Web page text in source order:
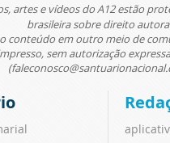
artes e vídeos do A12 estão
brasileira sobre direito
conteúdo em outro meio de
sem autorização